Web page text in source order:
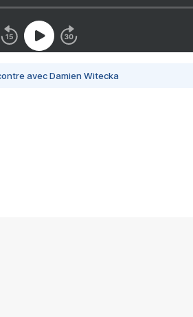
avec Damien Witecka